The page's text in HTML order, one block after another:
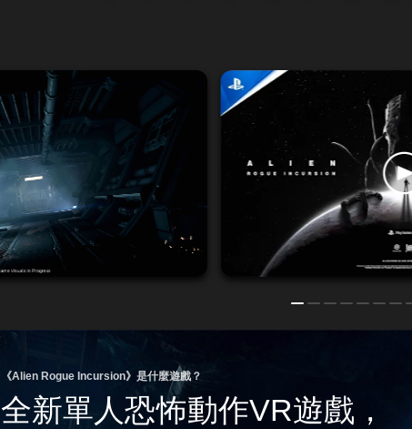
《Alien Rogue Incursion》是什麼遊戲？
全新單人恐怖動作VR遊戲，